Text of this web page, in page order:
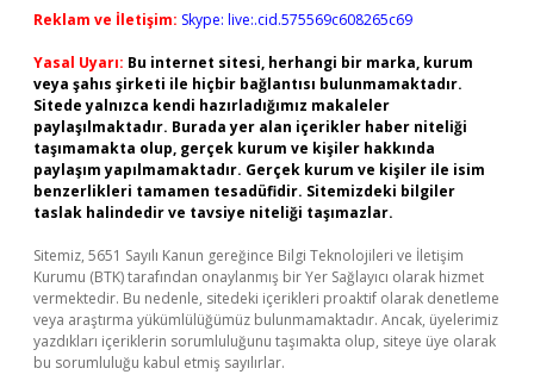
Reklam ve İletişim: Skype: live:.cid.575569c608265c69
Yasal Uyarı: Bu internet sitesi, herhangi bir marka, kurum
veya şahıs şirketi ile hiçbir bağlantısı bulunmamaktadır.
Sitede yalnızca kendi hazırladığımız makaleler
paylaşılmaktadır. Burada yer alan içerikler haber niteliği
taşımamakta olup, gerçek kurum ve kişiler hakkında
paylaşım yapılmamaktadır. Gerçek kurum ve kişiler ile isim
benzerlikleri tamamen tesadüfidir. Sitemizdeki bilgiler
taslak halindedir ve tavsiye niteliği taşımazlar.
Sitemiz, 5651 Sayılı Kanun gereğince Bilgi Teknolojileri ve İletişim
Kurumu (BTK) tarafından onaylanmış bir Yer Sağlayıcı olarak hizmet
vermektedir. Bu nedenle, sitedeki içerikleri proaktif olarak denetleme
veya araştırma yükümlülüğümüz bulunmamaktadır. Ancak, üyelerimiz
yazdıkları içeriklerin sorumluluğunu taşımakta olup, siteye üye olarak
bu sorumluluğu kabul etmiş sayılırlar.